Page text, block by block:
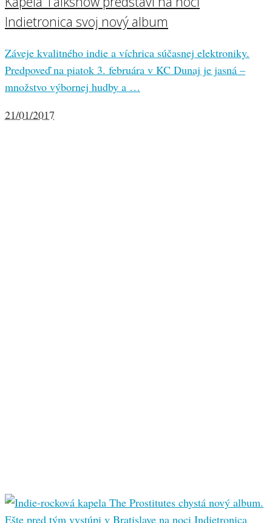
Indietronica svoj nový album
Záveje kvalitného indie a víchrica súčasnej elektroniky.
Predpoveď na piatok 3. februára v KC Dunaj je jasná –
množstvo výbornej hudby a …
21/01/2017